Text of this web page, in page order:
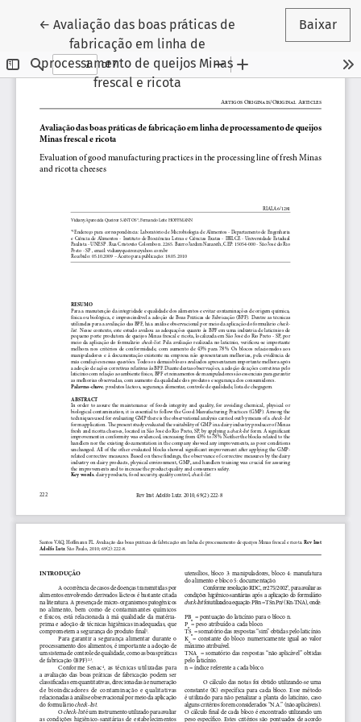
←Voltar aos Detalhes do Artigo
Avaliação das boas práticas de
fabricação em linha de
processamento de queijos Minas
frescal e ricota
Baixar